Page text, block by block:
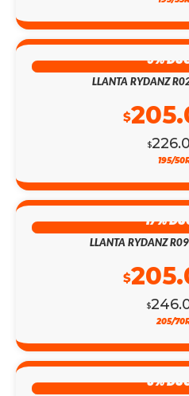
9%
LLANTA RYDANZ
$
$
195/
17%
LLANTA RYDANZ
$
$
205/
3%